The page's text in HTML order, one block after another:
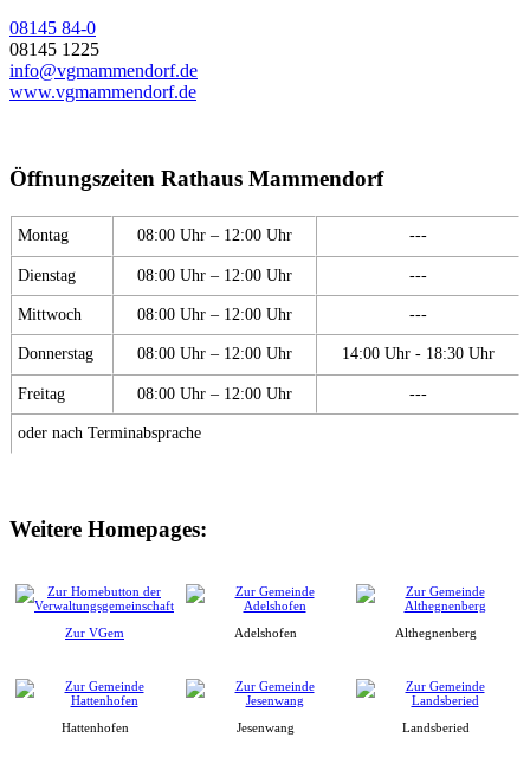
08145 84-0
08145 1225
info@vgmammendorf.de
www.vgmammendorf.de
Öffnungszeiten Rathaus Mammendorf
Montag 08:00 Uhr – 12:00 Uhr ---
Dienstag 08:00 Uhr – 12:00 Uhr ---
Mittwoch 08:00 Uhr – 12:00 Uhr ---
Donnerstag 08:00 Uhr – 12:00 Uhr 14:00 Uhr - 18:30 Uhr
Freitag 08:00 Uhr – 12:00 Uhr ---
oder nach Terminabsprache
Weitere Homepages:
Zur VGem Adelshofen Althegnenberg
Hattenhofen Jesenwang Landsberied